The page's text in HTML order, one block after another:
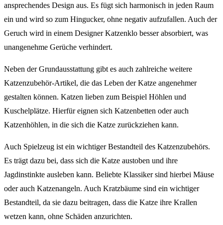
ansprechendes Design aus. Es fügt sich harmonisch in jeden Raum
ein und wird so zum Hingucker, ohne negativ aufzufallen. Auch der
Geruch wird in einem Designer Katzenklo besser absorbiert, was
unangenehme Gerüche verhindert.
Neben der Grundausstattung gibt es auch zahlreiche weitere
Katzenzubehör-Artikel, die das Leben der Katze angenehmer
gestalten können. Katzen lieben zum Beispiel Höhlen und
Kuschelplätze. Hierfür eignen sich Katzenbetten oder auch
Katzenhöhlen, in die sich die Katze zurückziehen kann.
Auch Spielzeug ist ein wichtiger Bestandteil des Katzenzubehörs.
Es trägt dazu bei, dass sich die Katze austoben und ihre
Jagdinstinkte ausleben kann. Beliebte Klassiker sind hierbei Mäuse
oder auch Katzenangeln. Auch Kratzbäume sind ein wichtiger
Bestandteil, da sie dazu beitragen, dass die Katze ihre Krallen
wetzen kann, ohne Schäden anzurichten.